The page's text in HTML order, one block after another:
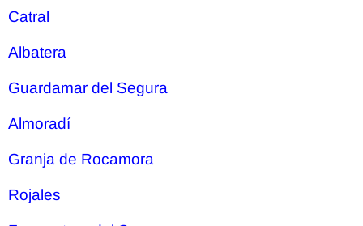
Catral
Albatera
Guardamar del Segura
Almoradí
Granja de Rocamora
Rojales